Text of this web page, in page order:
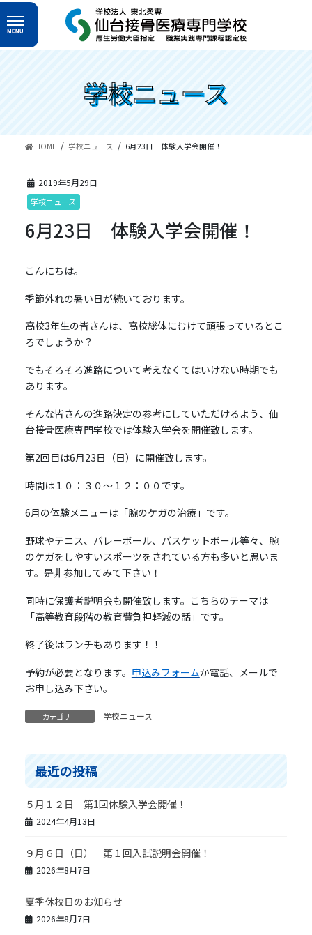
コ
ン
テ
ン
プ
ナ
ビ
ゲ
ー
動
学校ニュース
HOME 学校ニュース 6月23日 体験入学会開催！
2019年5月29日
学校ニュース
6月23日 体験入学会開催！
こんにちは。
季節外れの暑い日が続いております。
高校3年生の皆さんは、高校総体にむけて頑張っているとこ
ろでしょうか？
でもそろそろ進路について考えなくてはいけない時期でも
あります。
そんな皆さんの進路決定の参考にしていただけるよう、仙
台接骨医療専門学校では体験入学会を開催致します。
第2回目は6月23日（日）に開催致します。
時間は１０：３０～１２：００です。
6月の体験メニューは「腕のケガの治療」です。
野球やテニス、バレーボール、バスケットボール等々、腕
のケガをしやすいスポーツをされている方も多いと思いま
す。是非参加してみて下さい！
同時に保護者説明会も開催致します。こちらのテーマは
「高等教育段階の教育費負担軽減の話」です。
終了後はランチもあります！！
予約が必要となります。 申込みフォームか電話、メールで
お申し込み下さい。
カテゴリー 学校ニュース
最近の投稿
５月１２日 第1回体験入学会開催！
2024年4月13日
９月６日（日） 第１回入試説明会開催！
2026年8月7日
夏季休校日のお知らせ
2026年8月7日